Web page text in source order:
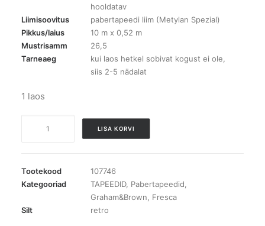
hooldatav
Liimisoovitus
pabertapeedi liim (Metylan Spezial)
Pikkus/laius
10 m x 0,52 m
Mustrisamm
26,5
Tarneaeg
kui laos hetkel sobivat kogust ei ole,
siis 2-5 nädalat
1 laos
kogus
LISA KORVI
Tootekood
107746
Kategooriad
TAPEEDID, Pabertapeedid
Graham&Brown
Fresca
Silt
retro